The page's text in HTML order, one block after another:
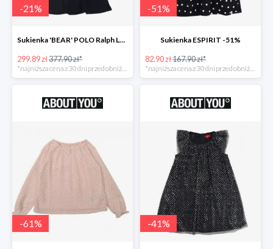
-21%
Sukienka 'BEAR' POLO Ralph Lauren -21%
299.89 zł377.90 zł*
-51%
Sukienka ESPIRIT -51%
82.90 zł167.90 zł*
-61% -41%